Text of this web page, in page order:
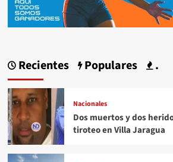
Recientes Populares .
Nacionales
Dos muertos y dos
tiroteo en Villa Jaragua